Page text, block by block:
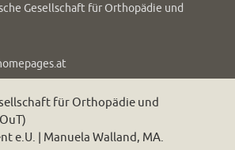
Gesellschaft für Orthopädie und
für Orthopädie und
e.U. | Manuela Walland, MA.